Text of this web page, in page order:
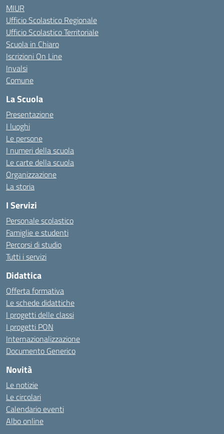
MIUR
Ufficio Scolastico Regionale
Ufficio Scolastico Territoriale
Scuola in Chiaro
Iscrizioni On Line
Invalsi
Comune
La Scuola
Presentazione
I luoghi
Le persone
I numeri della scuola
Le carte della scuola
Organizzazione
La storia
I Servizi
Personale scolastico
Famiglie e studenti
Percorsi di studio
Tutti i servizi
Didattica
Offerta formativa
Le schede didattiche
I progetti delle classi
I progetti PON
Internazionalizzazione
Documento Generico
Novità
Le notizie
Le circolari
Calendario eventi
Albo online